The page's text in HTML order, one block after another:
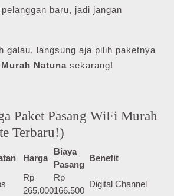
baru, jadi jangan
galau, langsung aja pilih paketnya
Natuna sekarang!
Paket Pasang WiFi Murah
Terbaru!)
Harga
Biaya
Pasang
Benefit
Rp
265.000
Rp
166.500
Digital Channel